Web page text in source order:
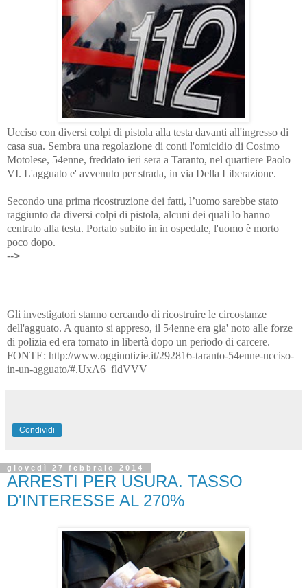
Ucciso con diversi colpi di pistola alla testa davanti all'ingresso di
casa sua. Sembra una regolazione di conti l'omicidio di Cosimo
Motolese, 54enne, freddato ieri sera a Taranto, nel quartiere Paolo
VI. L'agguato e' avvenuto per strada, in via Della Liberazione.
Secondo una prima ricostruzione dei fatti, l’uomo sarebbe stato
raggiunto da diversi colpi di pistola, alcuni dei quali lo hanno
centrato alla testa. Portato subito in in ospedale, l'uomo è morto
poco dopo.
-->
Gli investigatori stanno cercando di ricostruire le circostanze
dell'agguato. A quanto si appreso, il 54enne era gia' noto alle forze
di polizia ed era tornato in libertà dopo un periodo di carcere.
FONTE: http://www.ogginotizie.it/292816-taranto-54enne-ucciso-
in-un-agguato/#.UxA6_fldVVV
Condividi
giovedì 27 febbraio 2014
ARRESTI PER USURA. TASSO
D'INTERESSE AL 270%